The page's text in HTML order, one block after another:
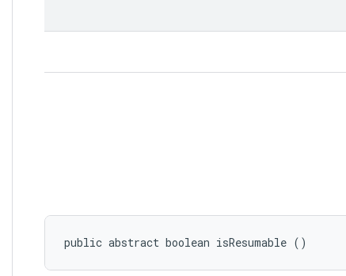
public abstract boolean isResumable ()